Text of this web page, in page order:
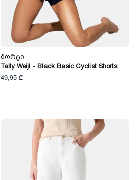
Შორტი
Tally Weijl - Black Basic Cyclist Shorts
49,95 ₾